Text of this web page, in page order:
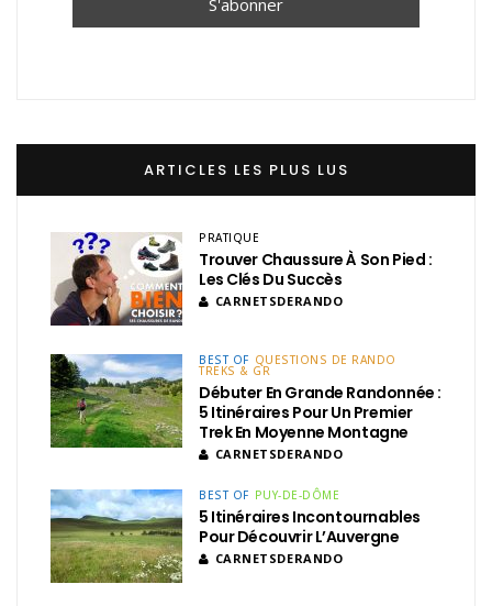
ARTICLES LES PLUS LUS
PRATIQUE
Trouver Chaussure À Son Pied :
Les Clés Du Succès
CARNETSDERANDO
BEST OF QUESTIONS DE RANDO
TREKS & GR
Débuter En Grande Randonnée :
5 Itinéraires Pour Un Premier
Trek En Moyenne Montagne
CARNETSDERANDO
BEST OF PUY-DE-DÔME
5 Itinéraires Incontournables
Pour Découvrir L’Auvergne
CARNETSDERANDO